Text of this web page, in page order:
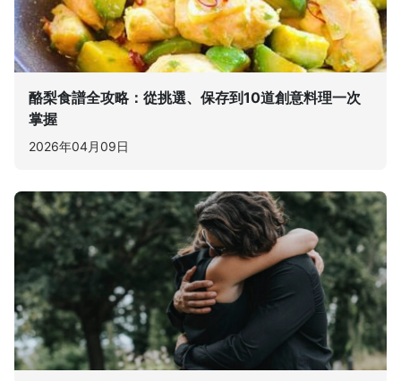
酪梨食譜全攻略：從挑選、保存到10道創意料理一次
掌握
2026年04月09日